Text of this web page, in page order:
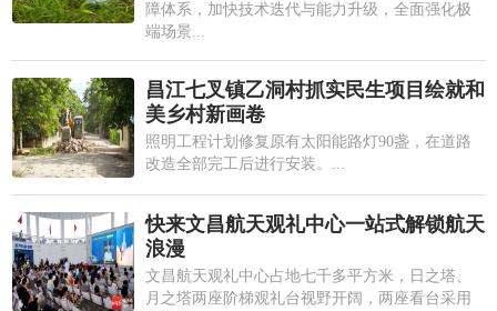
障体系，加快技术迭代与能力升级，全面强化极
端场景...
昌江七叉镇乙洞村抓实民生项目绘就和
美乡村新画卷
照明工程计划修复原有太阳能路灯90盏，在道路
改造全部完工后进行安装。...
快来文昌航天观礼中心一站式解锁航天
浪漫
文昌航天观礼中心占地七千多平方米，日之塔、
月之塔两座阶梯观礼台视野开阔，两座看台采用